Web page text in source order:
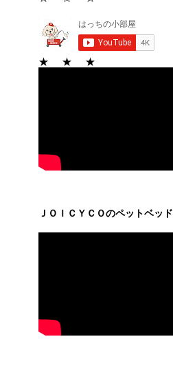
★ ★ ★
ＪＯＩＣＹＣＯのペットベッド